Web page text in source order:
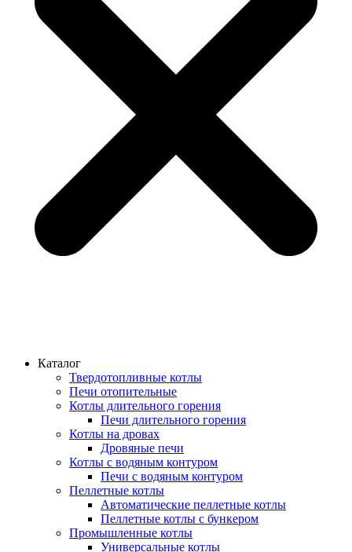
Каталог
Твердотопливные котлы
Печи отопительные
Котлы длительного горения
Печи длительного горения
Котлы на дровах
Дровяные печи
Котлы с водяным контуром
Печи с водяным контуром
Пеллетные котлы
Автоматические пеллетные котлы
Пеллетные котлы с бункером
Промышленные котлы
Универсальные котлы